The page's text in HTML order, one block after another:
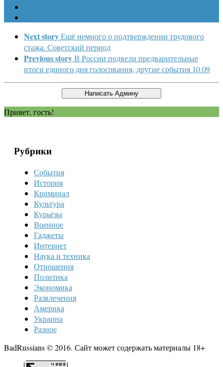
Next storyЕщё немного о подтверждении трудового
стажа. Советский период
Previous storyВ России подвели предварительные
итоги единого дня голосования, другие события 10.09
Привет, гость!
Рубрики
События
История
Криминал
Культура
Курьёзы
Военное
Гаджеты
Интернет
Наука и техника
Отношения
Политика
Экономика
Развлечения
Америка
Украина
Разное
BadRussians © 2016. Сайт может содержать материалы 18+